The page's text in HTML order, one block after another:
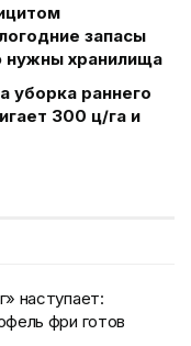
запасы
хранилища
уборка раннего
300 ц/га и
наступает:
фри готов